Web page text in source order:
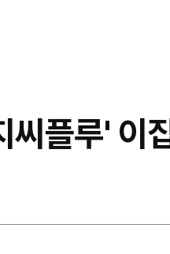
플루' 이